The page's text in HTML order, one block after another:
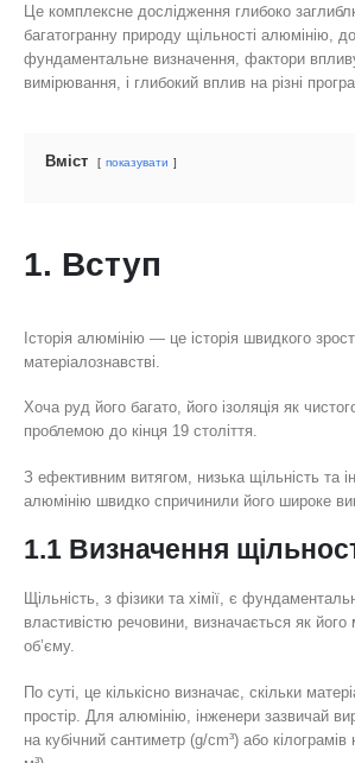
Це комплексне дослідження глибоко
багатогранну природу щільності алюмінію,
фундаментальне визначення, фактори
вимірювання, і глибокий вплив на різні
Вміст показувати
1. Вступ
Історія алюмінію — це історія швидкого
матеріалознавстві.
Хоча руд його багато, його ізоляція як
проблемою до кінця 19 століття.
З ефективним витягом, низька щільність та
алюмінію швидко спричинили його широке
1.1 Визначення
Щільність, з фізики та хімії, є
властивістю речовини, визначається як
об’єму.
По суті, це кількісно визначає, скільки
простір. Для алюмінію, інженери зазвичай
на кубічний сантиметр (g/cm³) або кілограмів